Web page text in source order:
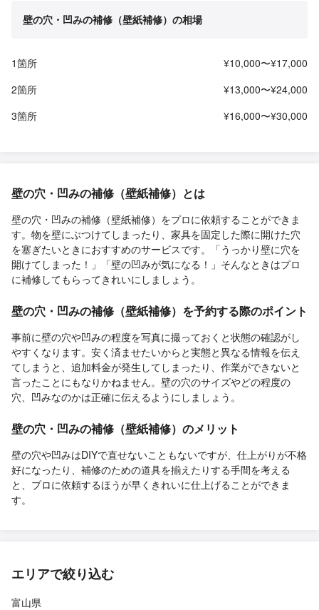
壁の穴・凹みの補修（壁紙補修）の相場
1箇所
¥10,000〜¥17,000
2箇所
¥13,000〜¥24,000
3箇所
¥16,000〜¥30,000
壁の穴・凹みの補修（壁紙補修）とは
壁の穴・凹みの補修（壁紙補修）をプロに依頼することができま
す。物を壁にぶつけてしまったり、家具を固定した際に開けた穴
を塞ぎたいときにおすすめのサービスです。「うっかり壁に穴を
開けてしまった！」「壁の凹みが気になる！」そんなときはプロ
に補修してもらってきれいにしましょう。
壁の穴・凹みの補修（壁紙補修）を予約する際のポイント
事前に壁の穴や凹みの程度を写真に撮っておくと状態の確認がし
やすくなります。安く済ませたいからと実態と異なる情報を伝え
てしまうと、追加料金が発生してしまったり、作業ができないと
言ったことにもなりかねません。壁の穴のサイズやどの程度の
穴、凹みなのかは正確に伝えるようにしましょう。
壁の穴・凹みの補修（壁紙補修）のメリット
壁の穴や凹みはDIYで直せないこともないですが、仕上がりが不格
好になったり、補修のための道具を揃えたりする手間を考える
と、プロに依頼するほうが早くきれいに仕上げることができま
す。
エリアで絞り込む
富山県